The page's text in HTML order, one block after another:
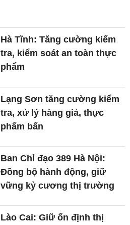
Hà Tĩnh: Tăng cường kiểm
tra, kiểm soát an toàn thực
phẩm
Lạng Sơn tăng cường kiểm
tra, xử lý hàng giả, thực
phẩm bẩn
Ban Chỉ đạo 389 Hà Nội:
Đồng bộ hành động, giữ
vững kỷ cương thị trường
Lào Cai: Giữ ổn định thị